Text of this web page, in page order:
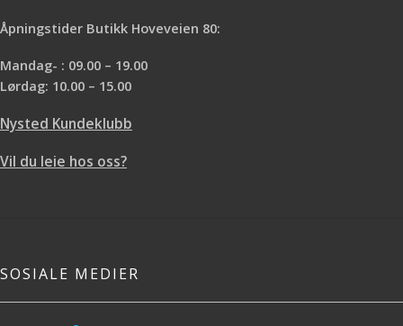
Åpningstider Butikk Hoveveien 80:
Mandag- : 09.00 – 19.00
Lørdag: 10.00 – 15.00
Nysted Kundeklubb
Vil du leie hos oss?
SOSIALE MEDIER